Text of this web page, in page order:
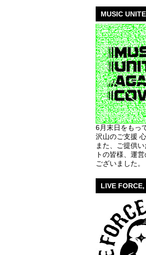
MUSIC
6月末日をもっ
沢山のご支援
また、ご提供
トの皆様、運
ございました。
LIVE